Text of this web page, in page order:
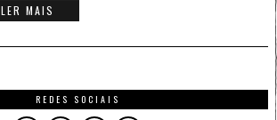
LER MAIS
REDES SOCIAIS